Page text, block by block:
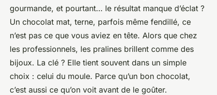
gourmande, et pourtant… le résultat manque d’éclat ?
Un chocolat mat, terne, parfois même fendillé, ce
n’est pas ce que vous aviez en tête. Alors que chez
les professionnels, les pralines brillent comme des
bijoux. La clé ? Elle tient souvent dans un simple
choix : celui du moule. Parce qu’un bon chocolat,
c’est aussi ce qu’on voit avant de le goûter.